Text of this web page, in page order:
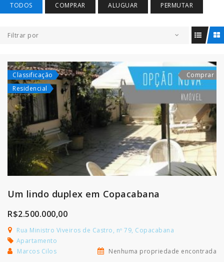
TODOS COMPRAR ALUGUAR PERMUTAR
Filtrar por
Classificação
Residencial
Comprar
Um lindo duplex em Copacabana
R$2.500.000,00
Rua Ministro Viveiros de Castro, nº 79, Copacabana
Apartamento
Marcos Cilos
Nenhuma propriedade encontrada